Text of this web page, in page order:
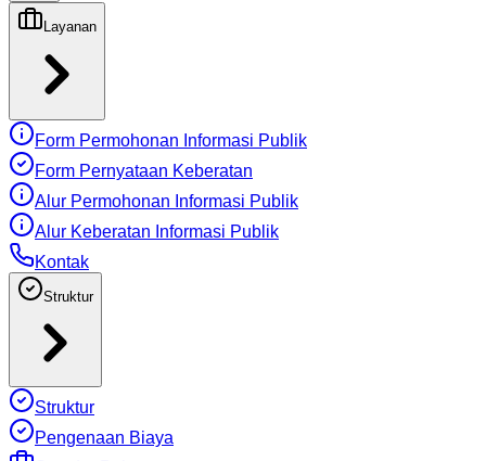
Layanan
Form Permohonan Informasi Publik
Form Pernyataan Keberatan
Alur Permohonan Informasi Publik
Alur Keberatan Informasi Publik
Kontak
Struktur
Struktur
Pengenaan Biaya